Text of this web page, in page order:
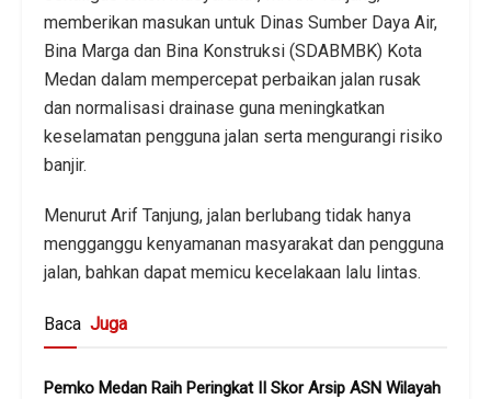
memberikan masukan untuk Dinas Sumber Daya Air,
Bina Marga dan Bina Konstruksi (SDABMBK) Kota
Medan dalam mempercepat perbaikan jalan rusak
dan normalisasi drainase guna meningkatkan
keselamatan pengguna jalan serta mengurangi risiko
banjir.
Menurut Arif Tanjung, jalan berlubang tidak hanya
mengganggu kenyamanan masyarakat dan pengguna
jalan, bahkan dapat memicu kecelakaan lalu lintas.
Baca Juga
Pemko Medan Raih Peringkat II Skor Arsip ASN Wilayah